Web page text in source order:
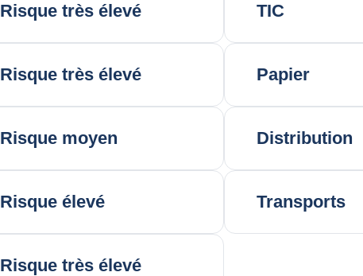
Risque très élevé TIC
Risque très élevé Papier
Risque moyen Distribution
Risque élevé Transports
Risque très élevé